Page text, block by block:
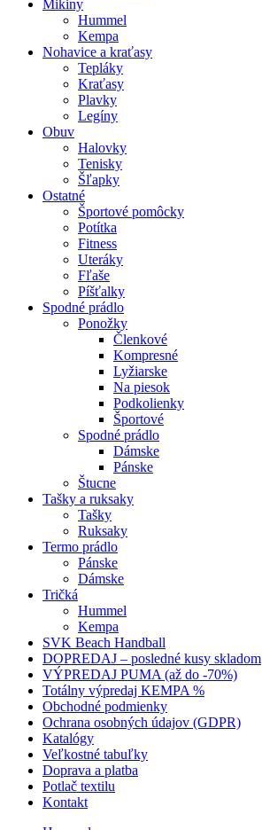
Mikiny
Hummel
Kempa
Nohavice a kraťasy
Tepláky
Kraťasy
Plavky
Legíny
Obuv
Halovky
Tenisky
Šľapky
Ostatné
Športové pomôcky
Potítka
Fitness
Uteráky
Fľaše
Píšťalky
Spodné prádlo
Ponožky
Členkové
Kompresné
Lyžiarske
Na piesok
Podkolienky
Športové
Spodné prádlo
Dámske
Pánske
Štucne
Tašky a ruksaky
Tašky
Ruksaky
Termo prádlo
Pánske
Dámske
Tričká
Hummel
Kempa
SVK Beach Handball
DOPREDAJ – posledné kusy skladom
VÝPREDAJ PUMA (až do -70%)
Totálny výpredaj KEMPA %
Obchodné podmienky
Ochrana osobných údajov (GDPR)
Katalógy
Veľkostné tabuľky
Doprava a platba
Potlač textilu
Kontakt